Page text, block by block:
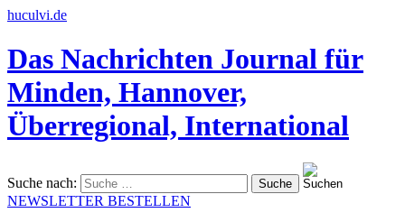
huculvi.de
Das Nachrichten Journal für
Minden, Hannover,
Überregional, International
Suche nach:
NEWSLETTER BESTELLEN